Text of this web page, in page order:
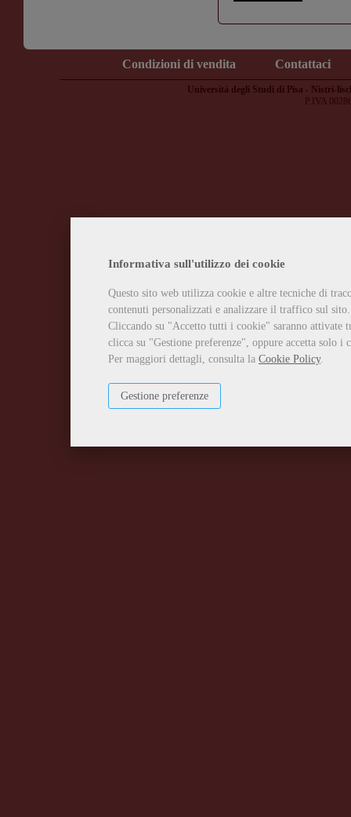
Informativa sull'utilizzo dei cookie
Questo sito web utilizza cookie e altre tecniche di
contenuti personalizzati e analizzare il traffico sul sito.
Cliccando su "Accetto tutti i cookie" saranno attivate
clicca su "Gestione preferenze", oppure accetta solo
Per maggiori dettagli, consulta la Cookie Policy.
Gestione preferenze
Condizioni di vendita Contattaci
Università degli Studi di Pisa - Nistri-
P.IVA